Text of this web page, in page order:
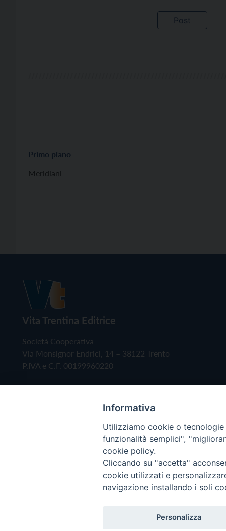
Primo piano
Meridiani
Vita Trentina Editrice
Società Cooperativa
Via Monsignor Endrici, 14 – 38122 Trento
P.IVA e C.F. 00199960220
Copyright © 2019 - Tutti i diritti riservati - Vita
Informativa
Utilizziamo cookie o
funzionalità semplici",
cookie policy.
Cliccando su "accetta"
cookie utilizzati e
navigazione installando i soli
Personalizza